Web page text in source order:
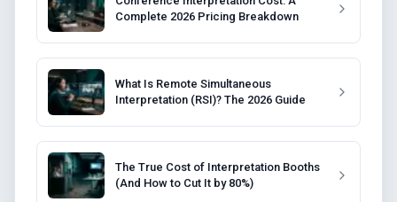
Complete 2026 Pricing Breakdown
What Is Remote Simultaneous
Interpretation (RSI)? The 2026 Guide
The True Cost of Interpretation Booths
(And How to Cut It by 80%)